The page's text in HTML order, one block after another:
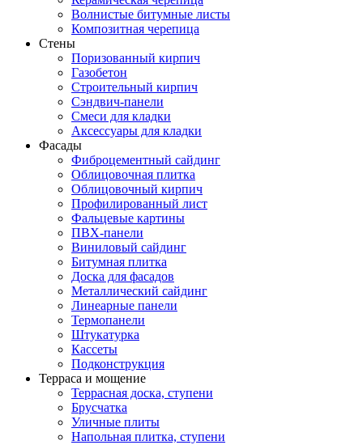
Волнистые битумные листы
Композитная черепица
Стены
Поризованный кирпич
Газобетон
Строительный кирпич
Сэндвич-панели
Смеси для кладки
Аксессуары для кладки
Фасады
Фиброцементный сайдинг
Облицовочная плитка
Облицовочный кирпич
Профилированный лист
Фальцевые картины
ПВХ-панели
Виниловый сайдинг
Битумная плитка
Доска для фасадов
Металлический сайдинг
Линеарные панели
Термопанели
Штукатурка
Кассеты
Подконструкция
Терраса и мощение
Террасная доска, ступени
Брусчатка
Уличные плиты
Напольная плитка, ступени